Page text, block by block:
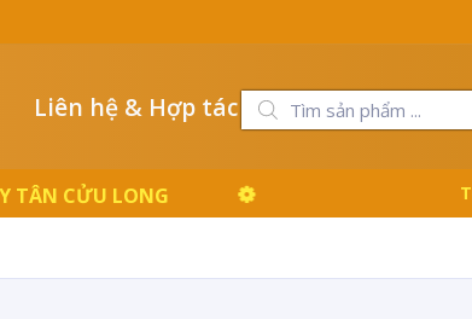
Liên hệ & Hợp tác
TÂN CỬU LONG